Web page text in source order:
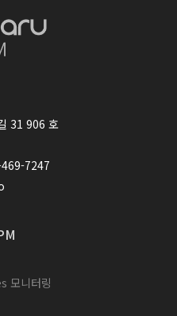
31 906 호
7247
모니터링